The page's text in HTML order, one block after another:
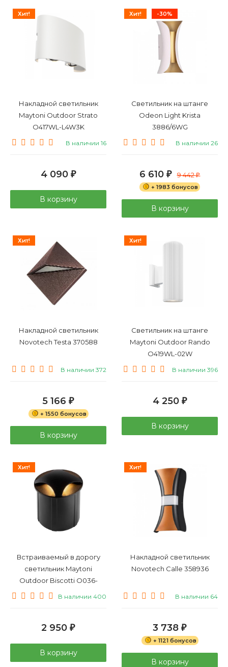
Хит!
Накладной светильник
Maytoni Outdoor Strato
O417WL-L4W3K
В наличии 16
4 090 ₽
В корзину
Хит! -30%
Светильник на штанге
Odeon Light Krista
3886/6WG
В наличии 26
6 610 ₽ 9 442₽
+ 1983 бонусов
В корзину
Хит!
Накладной светильник
Novotech Testa 370588
В наличии 372
5 166 ₽
+ 1550 бонусов
В корзину
Хит!
Светильник на штанге
Maytoni Outdoor Rando
O419WL-02W
В наличии 396
4 250 ₽
В корзину
Хит!
Встраиваемый в дорогу
светильник Maytoni
Outdoor Biscotti O036-
L3B3K
В наличии 400
2 950 ₽
В корзину
Хит!
Накладной светильник
Novotech Calle 358936
В наличии 64
3 738 ₽
+ 1121 бонусов
В корзину